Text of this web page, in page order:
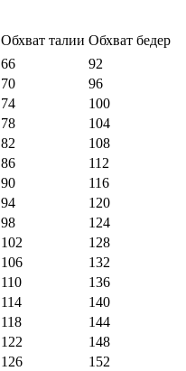
Обхват талии Обхват бедер
66
92
70
96
74
100
78
104
82
108
86
112
90
116
94
120
98
124
102
128
106
132
110
136
114
140
118
144
122
148
126
152